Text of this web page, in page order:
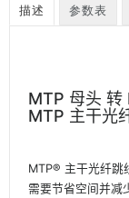
描述 参数表
MTP 母头 转
MTP 主干光
MTP® 主干光纤跳
需要节省空间并减